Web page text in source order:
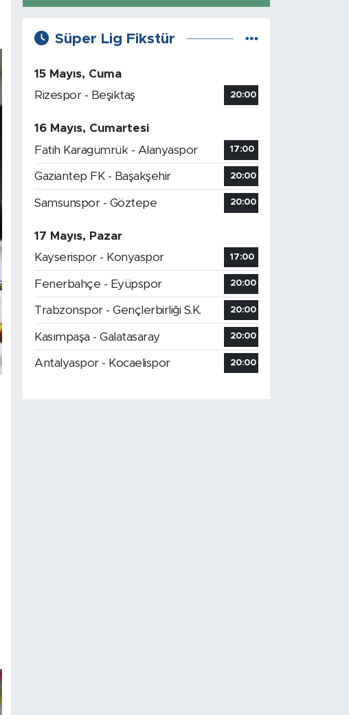
Süper Lig Fikstür
15 Mayıs, Cuma
Rizespor - Beşiktaş
20:00
16 Mayıs, Cumartesi
Fatih Karagümrük - Alanyaspor
17:00
Gaziantep FK - Başakşehir 20:00
Samsunspor - Göztepe 20:00
17 Mayıs, Pazar
Kayserispor - Konyaspor
17:00
Fenerbahçe - Eyüpspor 20:00
Trabzonspor - Gençlerbirliği S.K. 20:00
Kasımpaşa - Galatasaray 20:00
Antalyaspor - Kocaelispor 20:00